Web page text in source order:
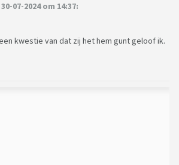
07-2024 om 14:37:
kwestie van dat zij het hem gunt geloof ik.